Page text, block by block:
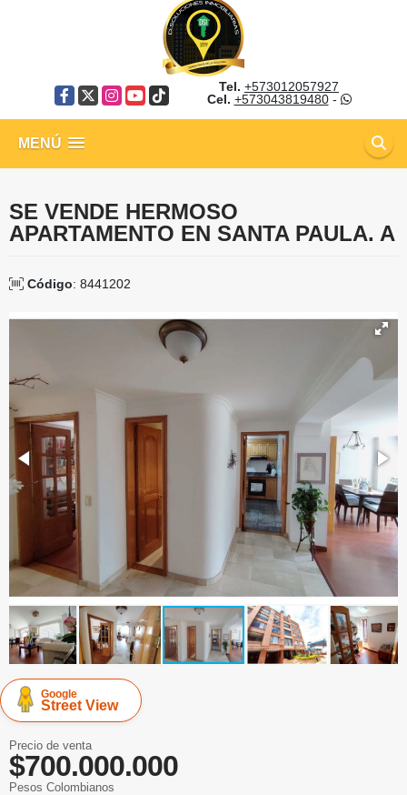
Facebook
X Instagram
YouTube
TikTok
Tel. +573012057927
Cel. +573043819480-
MENÚ
SE VENDE HERMOSO
APARTAMENTO EN SANTA PAULA. A
Código: 8441202
Google
Street View
Precio de venta
$700.000.000
Pesos Colombianos